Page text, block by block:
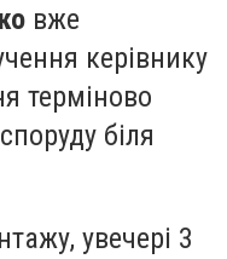
вже
керівнику
терміново
біля
увечері 3